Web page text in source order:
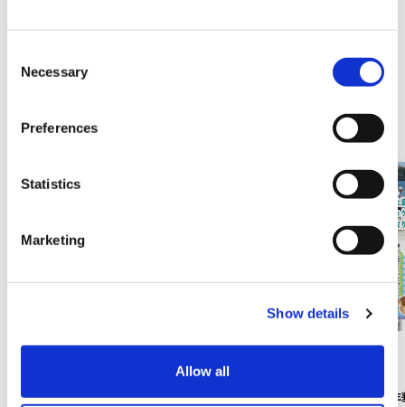
Necessary
Preferences
Statistics
Marketing
Show details
Allow all
相關促銷・活動
河內祭 7月25日、26日 橋杭海灘夏日嘉